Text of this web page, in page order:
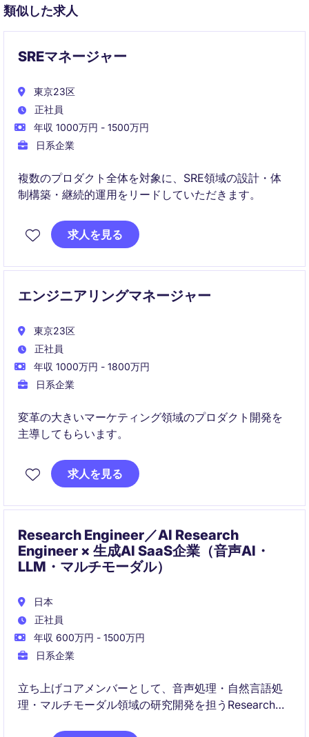
類似した求人
SREマネージャー
東京23区
正社員
年収 1000万円 - 1500万円
日系企業
複数のプロダクト全体を対象に、SRE領域の設計・体
制構築・継続的運用をリードしていただきます。
求人を見る
エンジニアリングマネージャー
東京23区
正社員
年収 1000万円 - 1800万円
日系企業
変革の大きいマーケティング領域のプロダクト開発を
主導してもらいます。
求人を見る
Research Engineer／AI Research
Engineer × 生成AI SaaS企業（音声AI・
LLM・マルチモーダル）
日本
正社員
年収 600万円 - 1500万円
日系企業
立ち上げコアメンバーとして、音声処理・自然言語処
理・マルチモーダル領域の研究開発を担うResearch